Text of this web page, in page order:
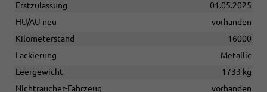
Erstzulassung
01.05.2025
HU/AU neu
vorhanden
Kilometerstand
16000
Lackierung
Metallic
Leergewicht
1733 kg
Nichtraucher-Fahrzeug
vorhanden